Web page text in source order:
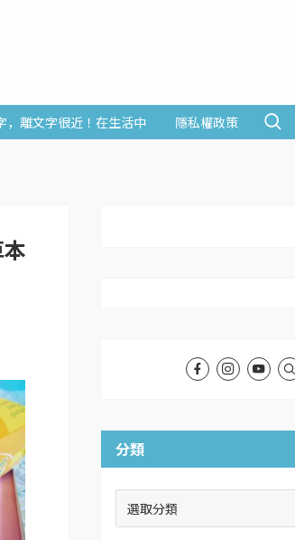
，離文字很近！在生活中 隱私權政策
分類